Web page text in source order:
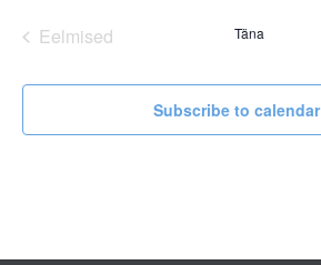
Eelmised
Täna
Subscribe to calendar